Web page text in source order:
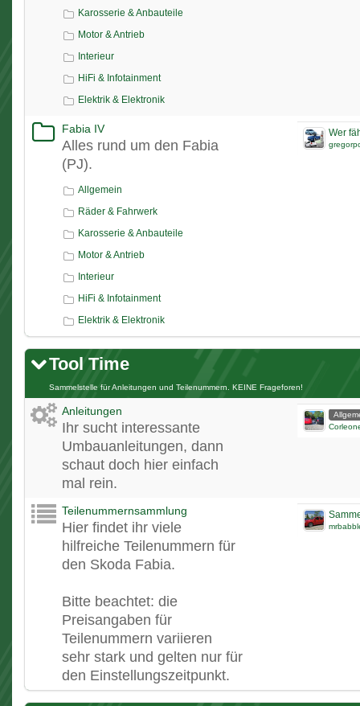
Karosserie & Anbauteile
Motor & Antrieb
Interieur
HiFi & Infotainment
Elektrik & Elektronik
Fabia IV
Alles rund um den Fabia
(PJ).
Wer
Allgemein
Räder & Fahrwerk
Karosserie & Anbauteile
Motor & Antrieb
Interieur
HiFi & Infotainment
Elektrik & Elektronik
Tool Time
Sammelstelle für Anleitungen und Teilenummern. KEINE Frageforen!
Anleitungen
Ihr sucht interessante
Umbauanleitungen, dann
schaut doch hier einfach
mal rein.
Teilenummernsammlung
Hier findet ihr viele
hilfreiche Teilenummern für
den Skoda Fabia.
Bitte beachtet: die
Preisangaben für
Teilenummern variieren
sehr stark und gelten nur für
den Einstellungszeitpunkt.